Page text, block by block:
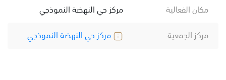
مكان الفعالية
مركز حي النهضة النموذجي
مركز الجمعية
مركز حي النهضة النموذجي